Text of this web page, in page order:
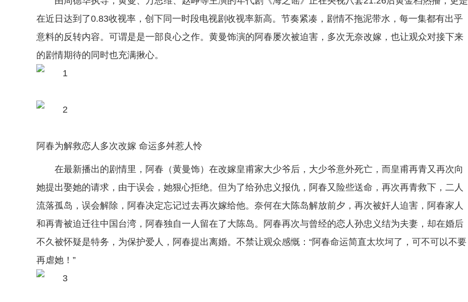
在近日达到了0.83收视率，创下同一时段电视剧收视率新高。节奏紧凑，剧情不拖泥带水，每一集都有出乎
意料的反转内容。可谓是是一部良心之作。黄曼饰演的阿春屡次被迫害，多次无奈改嫁，也让观众对接下来
的剧情期待的同时也充满揪心。
阿春为解救恋人多次改嫁 命运多舛惹人怜
在最新播出的剧情里，阿春（黄曼饰）在改嫁皇甫家大少爷后，大少爷意外死亡，而皇甫再青又再次向
她提出娶她的请求，由于误会，她狠心拒绝。但为了给孙忠义报仇，阿春又险些送命，再次再青救下，二人
流落孤岛，误会解除，阿春决定忘记过去再次嫁给他。奈何在大陈岛解放前夕，再次被奸人迫害，阿春家人
和再青被迫迁往中国台湾，阿春独自一人留在了大陈岛。阿春再次与曾经的恋人孙忠义结为夫妻，却在婚后
不久被怀疑是特务，为保护爱人，阿春提出离婚。不禁让观众感慨：“阿春命运简直太坎坷了，可不可以不要
再虐她！”